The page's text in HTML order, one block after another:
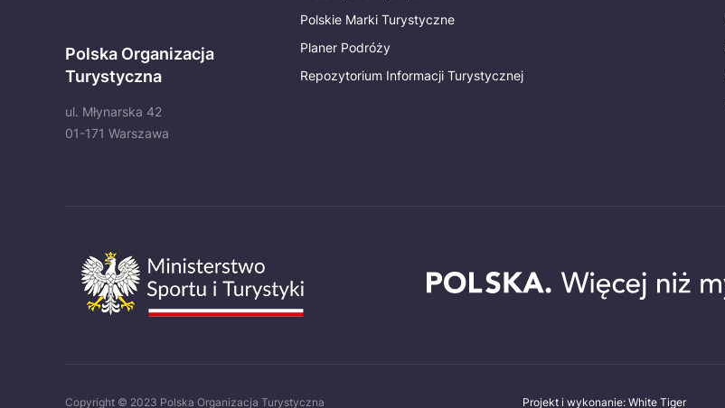
Polska Organizacja
Turystyczna
ul. Młynarska 42
01-171 Warszawa
Polskie Marki Turystyczne
Planer Podróży
Repozytorium Informacji Turystycznej
Copyright © 2023 Polska Organizacja Turystyczna Projekt i wykonanie: White Tiger